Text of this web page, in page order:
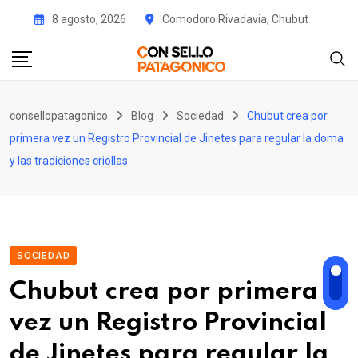
content
8 agosto, 2026 Comodoro Rivadavia, Chubut
consellopatagonico Blog Sociedad
Chubut crea por
primera vez un Registro Provincial de Jinetes para regular la doma
y las tradiciones criollas
SOCIEDAD
Chubut crea por primera
vez un Registro Provincial